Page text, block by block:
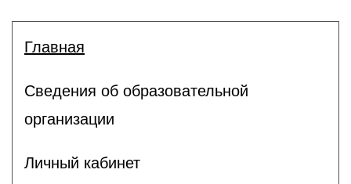
Главная
Сведения об образовательной
организации
Личный кабинет